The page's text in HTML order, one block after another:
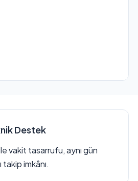
Destek
vakit tasarrufu, aynı gün
takip imkânı.